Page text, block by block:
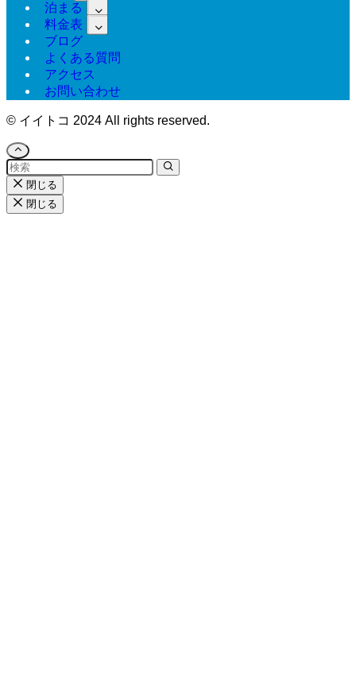
泊まる
料金表
ブログ
よくある質問
アクセス
お問い合わせ
© イイトコ 2024 All rights reserved.
閉じる
閉じる